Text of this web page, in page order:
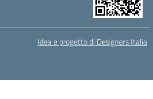
Idea e progetto di Designers Italia